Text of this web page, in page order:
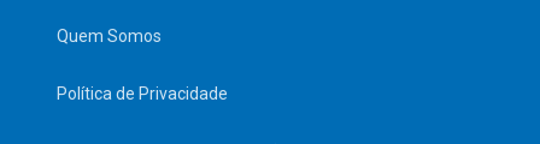
Quem Somos
Política de Privacidade